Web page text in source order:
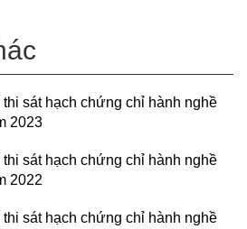
thi sát hạch chứng chỉ hành nghề
2023
thi sát hạch chứng chỉ hành nghề
2022
thi sát hạch chứng chỉ hành nghề